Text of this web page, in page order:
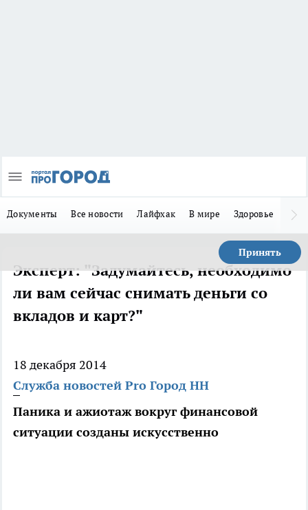
Документы Все новости Лайфхак В мире Здоровье
Принять
Эксперт: "Задумайтесь, необходимо
ли вам сейчас снимать деньги со
вкладов и карт?"
18 декабря 2014
Служба новостей Pro Город НН
Паника и ажиотаж вокруг финансовой
ситуации созданы искусственно